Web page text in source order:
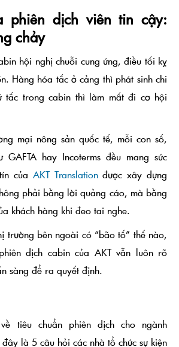
phiên dịch viên tin cậy:
chảy
hội nghị chuỗi cung ứng, điều tối kỵ
Hàng hóa tắc ở cảng thì phát sinh chi
tắc trong cabin thì làm mất đi cơ hội
mại nông sản quốc tế, mỗi con số,
GAFTA hay Incoterms đều mang sức
của AKT Translationđược xây dựng
phải bằng lời quảng cáo, mà bằng
khách hàng khi đeo tai nghe.
trường bên ngoài có “bão tố” thế nào,
phiên dịch cabin của AKTvẫn luôn rõ
sàng để ra quyết định.
tiêu chuẩn phiên dịch cho ngành
là 5 câu hỏi các nhà tổ chức sự kiện